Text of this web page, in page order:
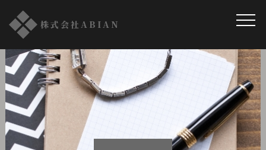
株式会社ABIAN